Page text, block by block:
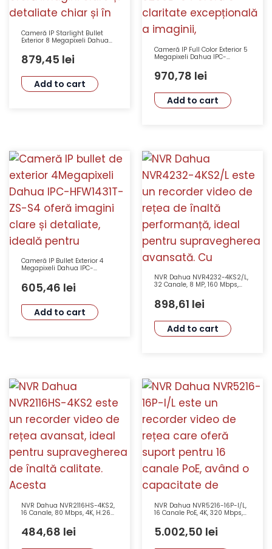
Cameră IP Starlight Bullet
Exterior 8 Megapixeli Dahua
IR 30m și WDR 120dB
879,45 lei
Add to cart
Cameră IP Full Color Exterior 5
Megapixeli Dahua IPC-
cu Senzor CMOS Progresiv,
Iluminare LED Albă și Protecție
970,78 lei
Add to cart
Cameră IP Bullet Exterior 4
Megapixeli Dahua IPC-
Varifocală Motorizată
605,46 lei
Add to cart
NVR Dahua NVR4232-4KS2/L,
32 Canale, 8 MP, 160 Mbps,
Facială, SMD Plus
898,61 lei
Add to cart
NVR Dahua NVR2116HS-4KS2,
16 Canale, 80 Mbps, 4K, H.265,
484,68 lei
NVR Dahua NVR5216-16P-I/L,
16 Canale PoE, 4K, 320 Mbps,
5.002,50 lei